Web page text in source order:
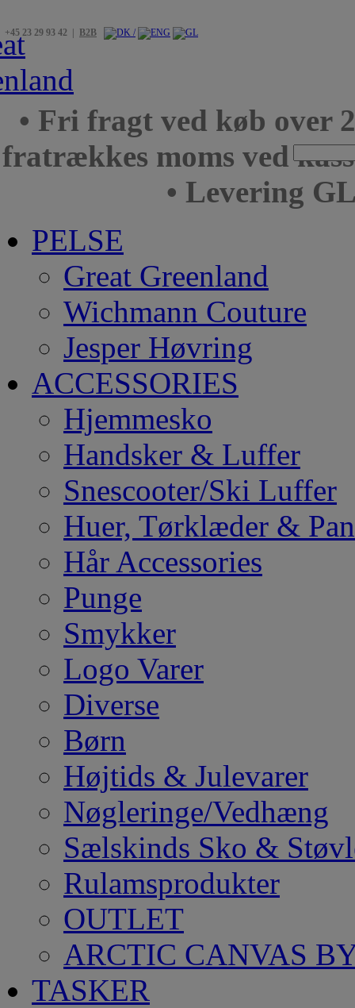
+45 23 29 93 42 | B2B
• Fri fragt ved køb over
fratrækkes moms ved
• Levering
PELSE
Great Greenland
Wichmann Couture
Jesper Høvring
ACCESSORIES
Hjemmesko
Handsker & Luffer
Snescooter/Ski Luffer
Huer, Tørklæder &
Hår Accessories
Punge
Smykker
Logo Varer
Diverse
Børn
Højtids & Julevarer
Nøgleringe/Vedhæng
Sælskinds Sko &
Rulamsprodukter
OUTLET
ARCTIC CANVAS
TASKER